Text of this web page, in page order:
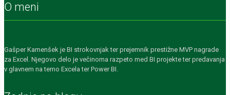
O meni
Gašper Kamenšek je BI strokovnjak ter prejemnik prestižne MVP nagrade
za Excel. Njegovo delo je večinoma razpeto med BI projekte ter predavanja
v glavnem na temo Excela ter Power BI.